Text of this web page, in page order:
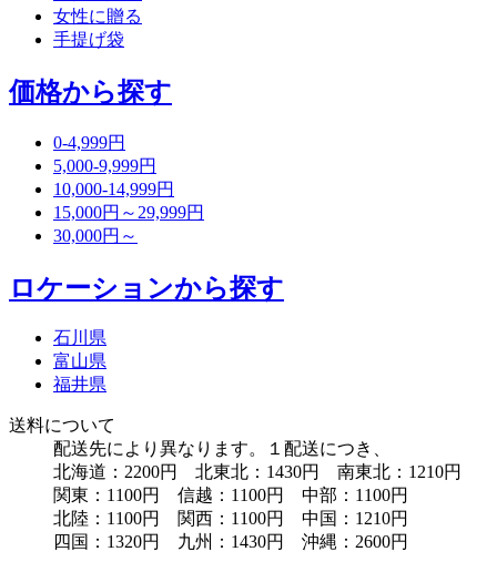
女性に贈る
手提げ袋
価格から探す
0-4,999円
5,000-9,999円
10,000-14,999円
15,000円～29,999円
30,000円～
ロケーションから探す
石川県
富山県
福井県
送料について
配送先により異なります。１配送につき、
北海道：2200円 北東北：1430円 南東北：1210円
関東：1100円 信越：1100円 中部：1100円
北陸：1100円 関西：1100円 中国：1210円
四国：1320円 九州：1430円 沖縄：2600円